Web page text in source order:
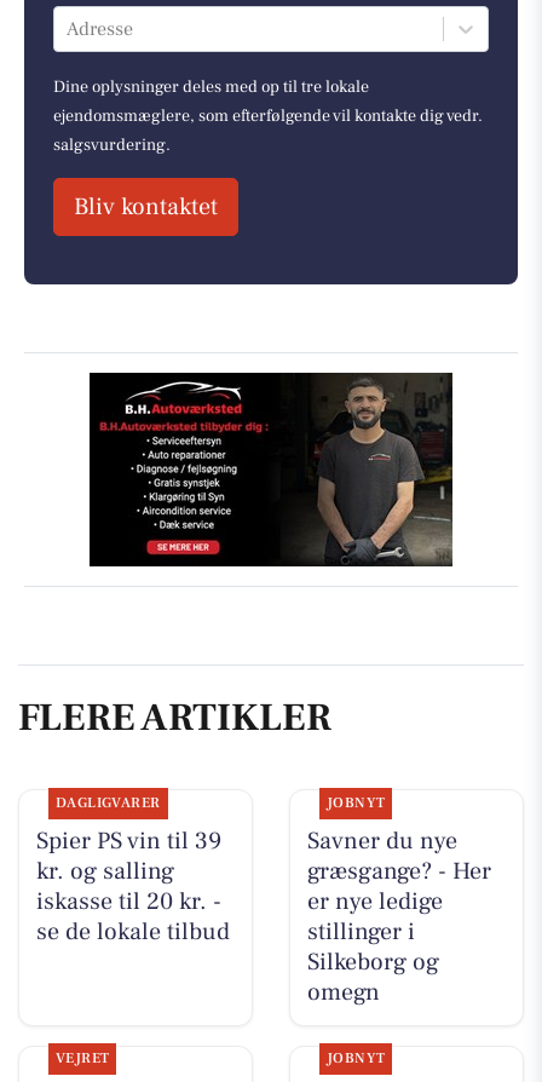
Adresse
Dine oplysninger deles med op til tre lokale
ejendomsmæglere, som efterfølgende vil kontakte dig vedr.
salgsvurdering.
Bliv kontaktet
FLERE ARTIKLER
DAGLIGVARER
Spier PS vin til 39
kr. og salling
iskasse til 20 kr. -
se de lokale tilbud
JOBNYT
Savner du nye
græsgange? - Her
er nye ledige
stillinger i
Silkeborg og
omegn
VEJRET JOBNYT